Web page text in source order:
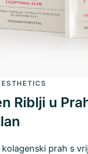
Riblji u
prah s